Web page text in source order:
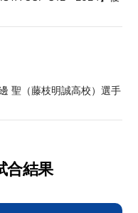
聖（藤枝明誠高校）選手
合結果